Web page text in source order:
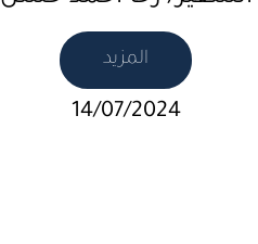
المزيد
14/07/2024